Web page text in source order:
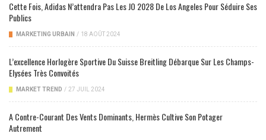
Cette Fois, Adidas N’attendra Pas Les JO 2028 De Los Angeles Pour Séduire Ses
Publics
MARKETING URBAIN / 18 AOÛT 2024
L’excellence Horlogère Sportive Du Suisse Breitling Débarque Sur Les Champs-
Elysées Très Convoités
MARKET TREND / 27 JUIL 2024
A Contre-Courant Des Vents Dominants, Hermès Cultive Son Potager
Autrement